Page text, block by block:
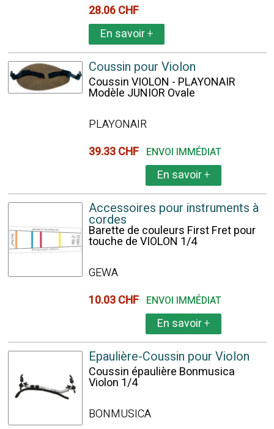
28.06 CHF
En savoir+
Coussin pour Violon
Coussin VIOLON - PLAYONAIR
Modèle JUNIOR Ovale
PLAYONAIR
39.33 CHF ENVOI IMMÉDIAT
En savoir+
Accessoires pour instruments à
cordes
Barette de couleurs First Fret pour
touche de VIOLON 1/4
GEWA
10.03 CHF ENVOI IMMÉDIAT
En savoir+
Epaulière-Coussin pour Violon
Coussin épaulière Bonmusica
Violon 1/4
BONMUSICA